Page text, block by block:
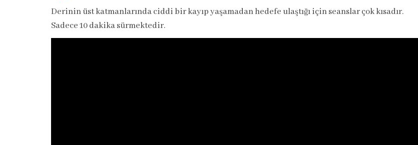
Derinin üst katmanlarında ciddi bir kayıp yaşamadan hedefe ulaştığı için seanslar çok kısadır.
Sadece 10 dakika sürmektedir.